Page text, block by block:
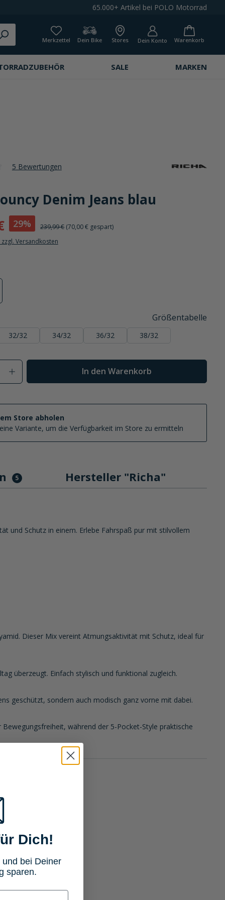
65.000+ Artikel bei POLO Motorrad
Merkzettel Dein Bike Stores Dein Konto Warenkorb
SALE MARKEN
5 Bewertungen
Denim Jeans blau
29% 239,99 € (70,00 € gespart)
zzgl. Versandkosten
Größentabelle
32/32 34/32 36/32 38/32
Gib den gewünschten Wert ein
In den Warenkorb
Store abholen
Variante, um die Verfügbarkeit im Store zu ermitteln
5 Hersteller "Richa"
und Schutz in einem. Erlebe Fahrspaß pur mit stilvollem
Dieser Mix vereint Atmungsaktivität mit Schutz, ideal für
überzeugt. Einfach stylisch und funktional zugleich.
geschützt, sondern auch modisch ganz vorne mit dabei.
während der 5-Pocket-Style praktische
Dich!
bei Deiner
sparen.